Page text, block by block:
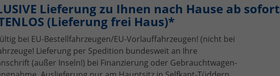
Lieferung zu Ihnen nach Hause ab sofort
(Lieferung frei Haus)*
bei EU-Bestellfahrzeugen/EU-Vorlauffahrzeugen! (nicht bei
Lieferung per Spedition bundesweit an Ihre
(außer Inseln!) bei Finanzierung oder Gebrauchtwagen-